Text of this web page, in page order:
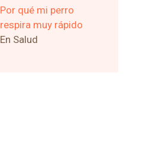
Por qué mi perro
respira muy rápido
En Salud